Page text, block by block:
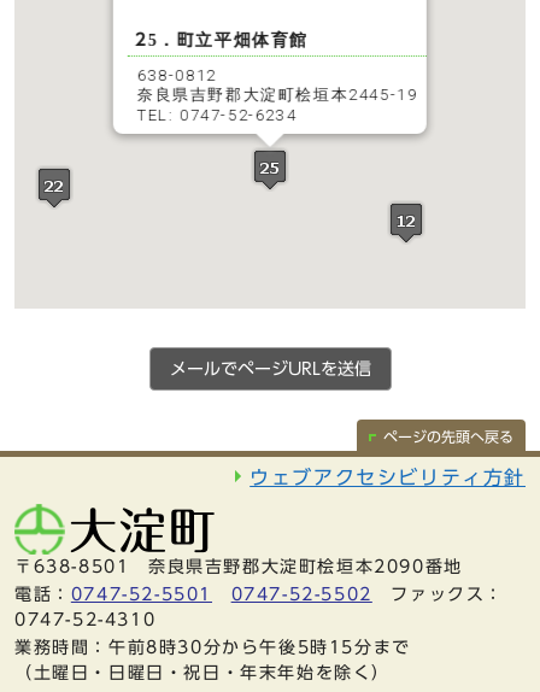
25．町立平畑体育館
638-0812
奈良県吉野郡大淀町桧垣本2445-19
TEL: 0747-52-6234
メールでページURLを送信
ページの先頭へ戻る
ウェブアクセシビリティ方針
〒638-8501 奈良県吉野郡大淀町桧垣本2090番地
電話： 0747-52-5501 0747-52-5502
ファックス：
0747-52-4310
業務時間：午前8時30分から午後5時15分まで
（土曜日・日曜日・祝日・年末年始を除く）